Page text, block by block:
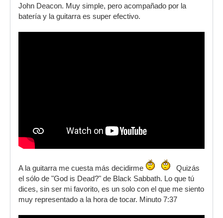
John Deacon. Muy simple, pero acompañado por la
batería y la guitarra es super efectivo.
A la guitarra me cuesta más decidirme
Quizás
el sólo de "God is Dead?" de Black Sabbath. Lo que tú
dices, sin ser mi favorito, es un solo con el que me siento
muy representado a la hora de tocar. Minuto 7:37